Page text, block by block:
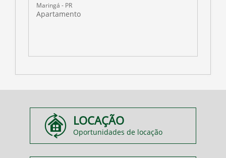
Maringá - PR
Apartamento
LOCAÇÃO
Oportunidades de locação